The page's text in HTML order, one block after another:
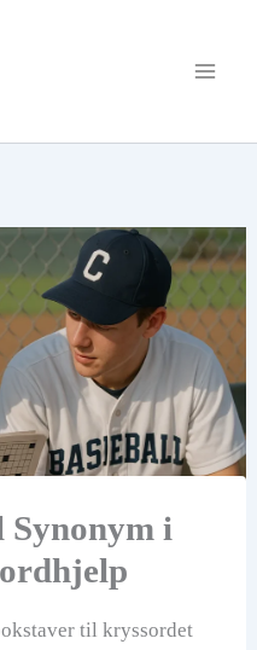
Synonym i
til kryssordet